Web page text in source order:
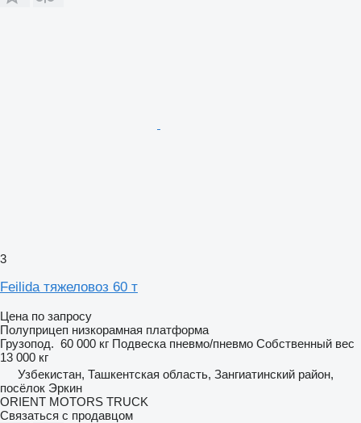
3
Feilida тяжеловоз 60 т
Цена по запросу
Полуприцеп низкорамная платформа
Грузопод. 60 000 кг Подвеска пневмо/пневмо Собственный вес
13 000 кг
Узбекистан, Ташкентская область, Зангиатинский район,
посёлок Эркин
ORIENT MOTORS TRUCK
Связаться с продавцом